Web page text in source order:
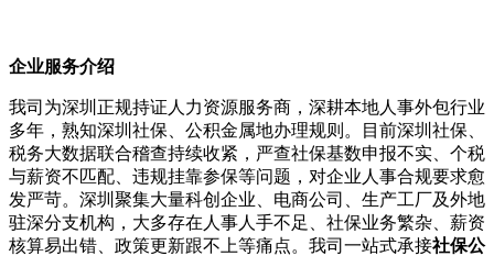
企业服务介绍
我司为深圳正规持证人力资源服务商，深耕本地人事外包行业
多年，熟知深圳社保、公积金属地办理规则。目前深圳社保、
税务大数据联合稽查持续收紧，严查社保基数申报不实、个税
与薪资不匹配、违规挂靠参保等问题，对企业人事合规要求愈
发严苛。深圳聚集大量科创企业、电商公司、生产工厂及外地
驻深分支机构，大多存在人事人手不足、社保业务繁杂、薪资
核算易出错、政策更新跟不上等痛点。我司一站式承接社保公